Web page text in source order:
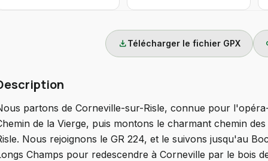
downloadTélécharger le fichier GPX
partons de Corneville-sur-Risle, connue pour
de la Vierge, puis montons le charmant chemin
Nous rejoignons le GR 224, et le suivons jusqu'au
Champs pour redescendre à Corneville par le bois